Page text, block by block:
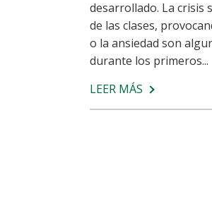
desarrollado. La crisis
de las clases,
o la ansiedad son
durante los primeros...
LEER MÁS SOBRE
ESTRÉS